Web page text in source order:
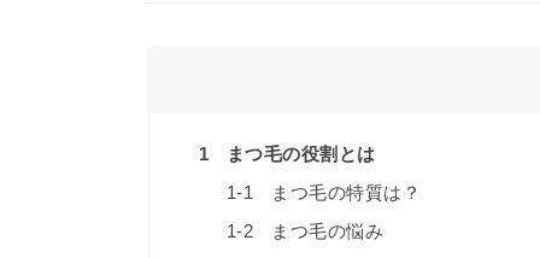
1
まつ毛の役割とは
1-1
まつ毛の特質は？
1-2
まつ毛の悩み